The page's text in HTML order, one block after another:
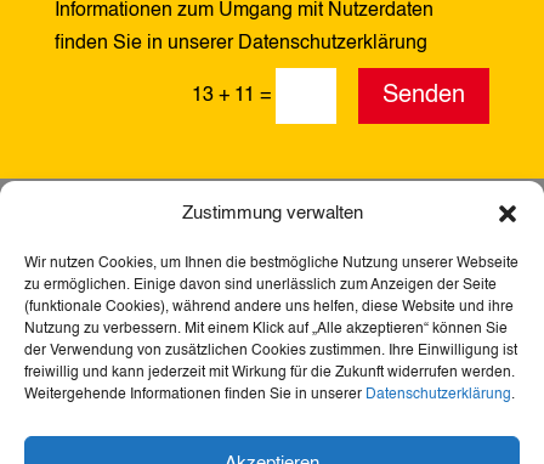
Zustimmung verwalten
Wir nutzen Cookies, um Ihnen die bestmögliche Nutzung unserer Webseite
zu ermöglichen. Einige davon sind unerlässlich zum Anzeigen der Seite
(funktionale Cookies), während andere uns helfen, diese Website und ihre
Nutzung zu verbessern. Mit einem Klick auf „Alle akzeptieren“ können Sie
der Verwendung von zusätzlichen Cookies zustimmen. Ihre Einwilligung ist
freiwillig und kann jederzeit mit Wirkung für die Zukunft widerrufen werden.
Weitergehende Informationen finden Sie in unserer Datenschutzerklärung.
Informationen zum Umgang mit Nutzerdaten
finden Sie in unserer Datenschutzerklärung
13 + 11 = Senden